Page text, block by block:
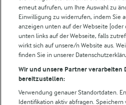
Arla Pro
Für unsere Landwirt:innen
Folge uns!
erneut aufrufen, um Ihre Auswahl zu
Einwilligung zu widerrufen, indem Sie
anzeigen unten auf der Webseite [oder
unten links auf der Webseite, falls
wirkt sich auf unsere/n Website aus.
finden Sie in unserer
Wir und unsere Partner verarbeiten
bereitzustellen:
Verwendung genauer Standortdaten.
Identifikation aktiv abfragen.